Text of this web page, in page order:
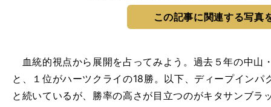
この記事に関連する写真
血統的視点から展開を占ってみよう。過去５年の中山
と、１位がハーツクライの18勝。以下、ディープインパ
と続いているが、勝率の高さが目立つのがキタサンブラ